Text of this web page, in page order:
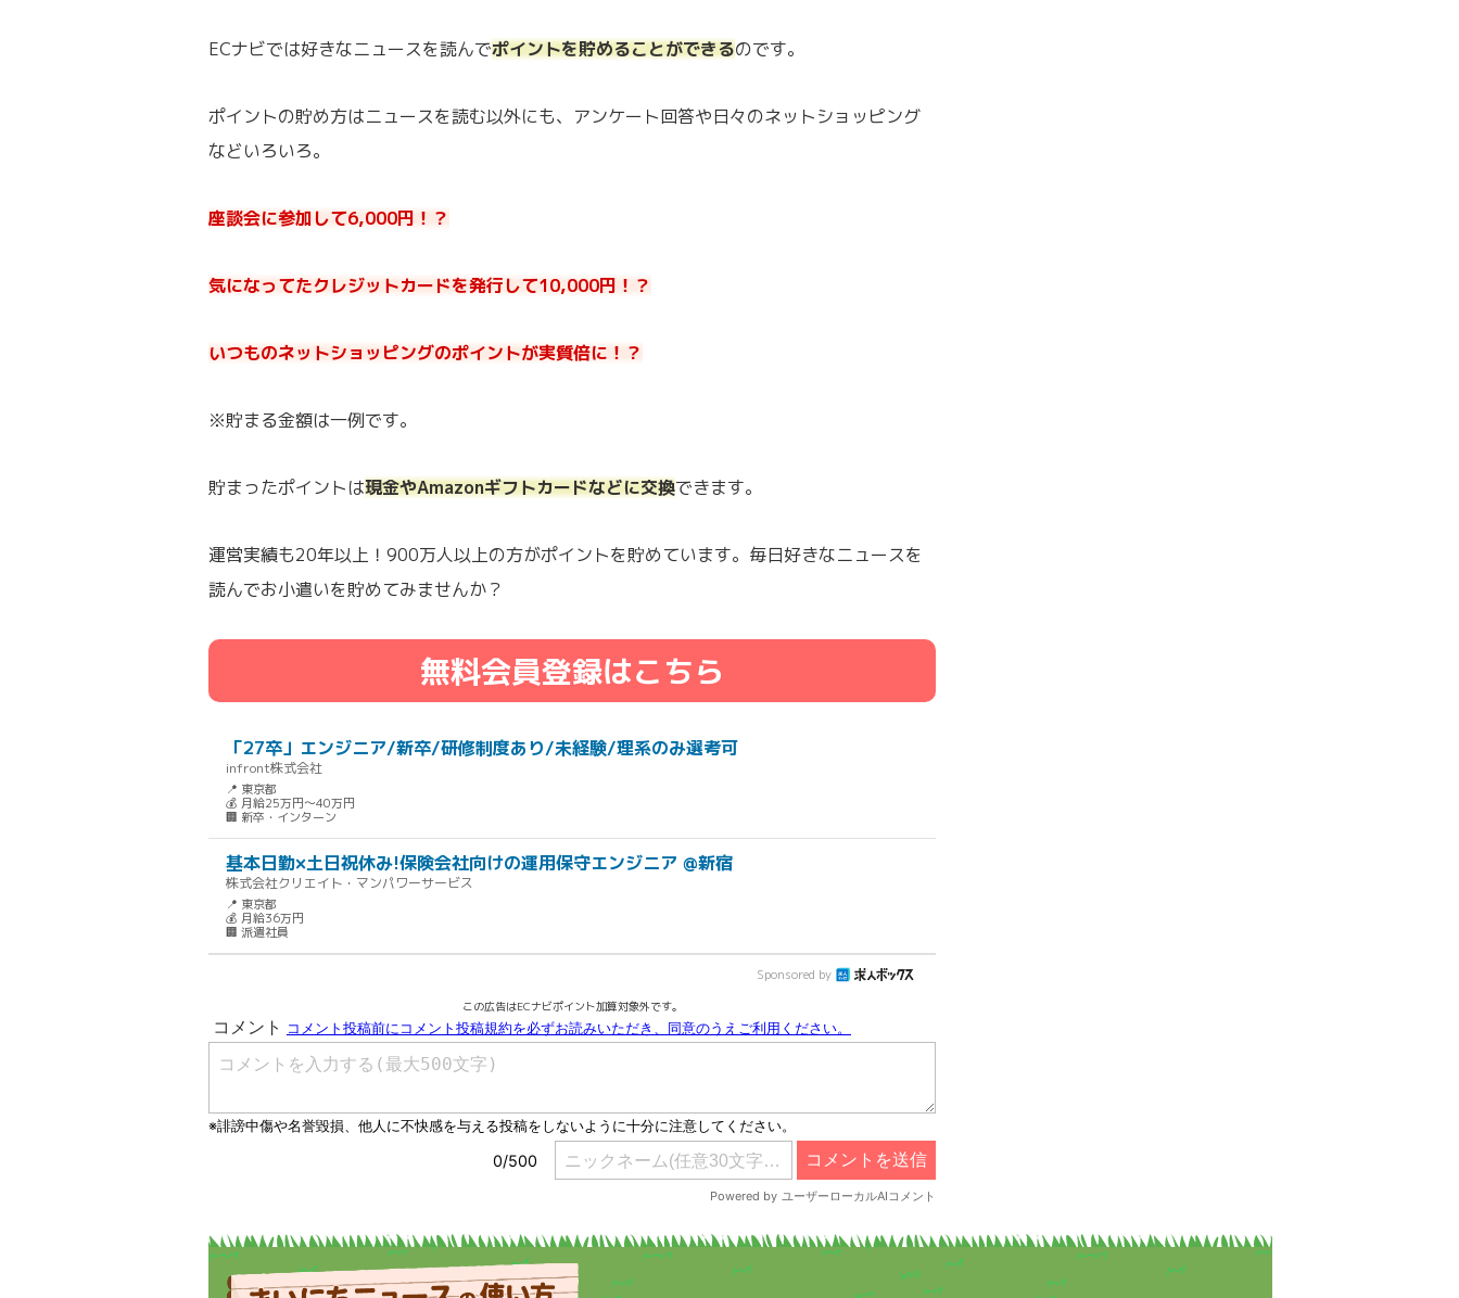
ECナビでは好きなニュースを読んでポイントを貯めることができるのです。
ポイントの貯め方はニュースを読む以外にも、アンケート回答や日々のネットショッピング
などいろいろ。
座談会に参加して6,000円！？
気になってたクレジットカードを発行して10,000円！？
いつものネットショッピングのポイントが実質倍に！？
※貯まる金額は一例です。
貯まったポイントは現金やAmazonギフトカードなどに交換できます。
運営実績も20年以上！900万人以上の方がポイントを貯めています。毎日好きなニュースを
読んでお小遣いを貯めてみませんか？
無料会員登録はこちら
「27卒」エンジニア/新卒/研修制度あり/未経験/理系のみ選考可
infront株式会社
📍 東京都
💰 月給25万円～40万円
🏢 新卒・インターン
基本日勤×土日祝休み!保険会社向けの運用保守エンジニア @新宿
株式会社クリエイト・マンパワーサービス
📍 東京都
💰 月給36万円
🏢 派遣社員
Sponsored by
この広告はECナビポイント加算対象外です。